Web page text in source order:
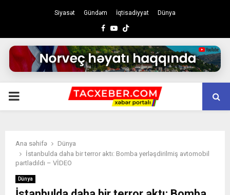
Siyasət Gündəm İqtisadiyyat Dünya
Facebook
Youtube
PRIMARY
Ana səhifə
Dünya
İstanbulda daha bir terror aktı: Bomba yerləşdirilmiş avtomobil
partladıldı – VİDEO
Dünya